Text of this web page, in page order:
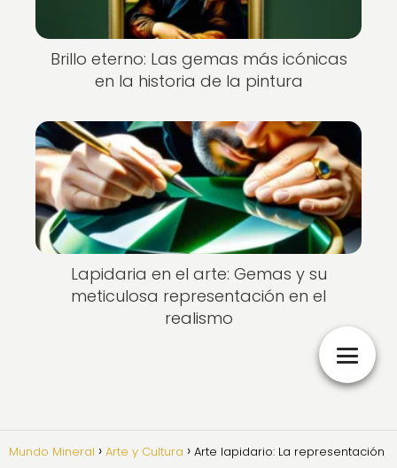
Brillo eterno: Las gemas más icónicas
en la historia de la pintura
Lapidaria en el arte: Gemas y su
meticulosa representación en el
realismo
Mundo Mineral Arte y Cultura Arte lapidario: La representación